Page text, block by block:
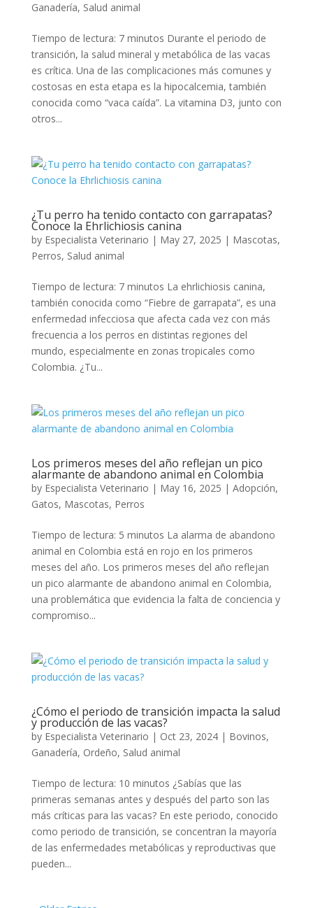
Ganadería, Salud animal
Tiempo de lectura: 7 minutos Durante el periodo de
transición, la salud mineral y metabólica de las vacas
es crítica. Una de las complicaciones más comunes y
costosas en esta etapa es la hipocalcemia, también
conocida como “vaca caída”. La vitamina D3, junto con
otros...
¿Tu perro ha tenido contacto con garrapatas?
Conoce la Ehrlichiosis canina
by Especialista Veterinario | May 27, 2025 | Mascotas,
Perros, Salud animal
Tiempo de lectura: 7 minutos La ehrlichiosis canina,
también conocida como “Fiebre de garrapata”, es una
enfermedad infecciosa que afecta cada vez con más
frecuencia a los perros en distintas regiones del
mundo, especialmente en zonas tropicales como
Colombia. ¿Tu...
Los primeros meses del año reflejan un pico
alarmante de abandono animal en Colombia
by Especialista Veterinario | May 16, 2025 | Adopción,
Gatos, Mascotas, Perros
Tiempo de lectura: 5 minutos La alarma de abandono
animal en Colombia está en rojo en los primeros
meses del año. Los primeros meses del año reflejan
un pico alarmante de abandono animal en Colombia,
una problemática que evidencia la falta de conciencia y
compromiso...
¿Cómo el periodo de transición impacta la salud
y producción de las vacas?
by Especialista Veterinario | Oct 23, 2024| Bovinos,
Ganadería, Ordeño, Salud animal
Tiempo de lectura: 10 minutos ¿Sabías que las
primeras semanas antes y después del parto son las
más críticas para las vacas? En este periodo, conocido
como periodo de transición, se concentran la mayoría
de las enfermedades metabólicas y reproductivas que
pueden...